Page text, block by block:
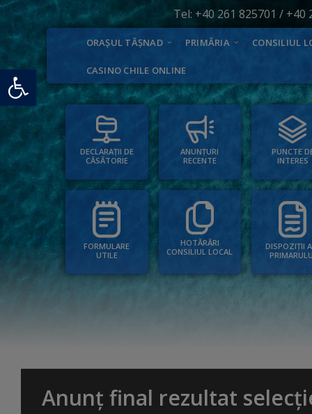
Deschide bara de unelte
Tel: +40 261 825701 / +40
ORAȘUL TĂȘNAD PRIMĂRIA CONSILIUL
CASINO CHILE ONLINE
DECLARAȚII DE
CĂSĂTORIE
ANUNȚURI
RECENTE
PUNCTE
INTERES
FORMULARE
UTILE
HOTĂRÂRI
CONSILIUL LOCAL
DISPOZIȚII
Anunț final rezultat